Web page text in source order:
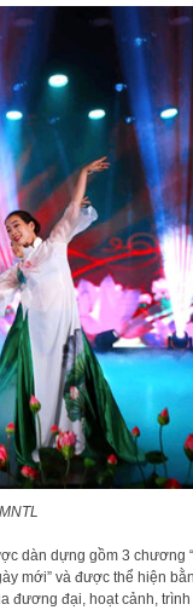
dàn dựng gồm 3 chương
mới” và được thể hiện
đương đại, hoạt cảnh, trình